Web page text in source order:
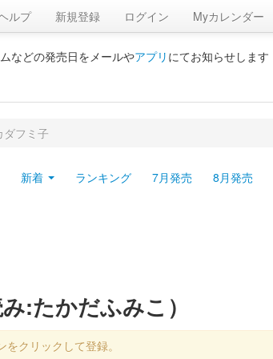
ルプ 新規登録 ログイン Myカレンダー
などの発売日をメールやアプリ にてお知らせします
ダフミ子
新着 ランキング 7月発売 8月発売
み:たかだふみこ）
クリックして登録。